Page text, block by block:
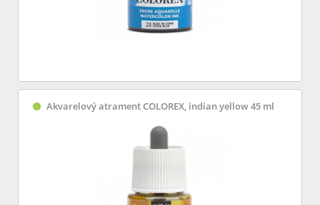
Akvarelový atrament COLOREX, indian yellow 45 ml